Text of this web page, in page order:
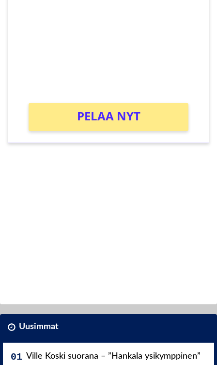
PELAA NYT
Uusimmat
Ville Koski suorana – ”Hankala ysikymppinen”